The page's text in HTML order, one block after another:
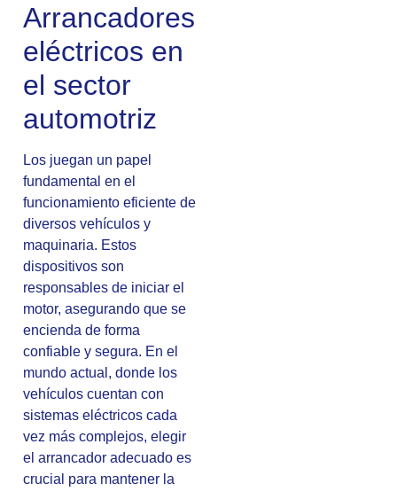
Arrancadores
eléctricos en
el sector
automotriz
Los juegan un papel
fundamental en el
funcionamiento eficiente de
diversos vehículos y
maquinaria. Estos
dispositivos son
responsables de iniciar el
motor, asegurando que se
encienda de forma
confiable y segura. En el
mundo actual, donde los
vehículos cuentan con
sistemas eléctricos cada
vez más complejos, elegir
el arrancador adecuado es
crucial para mantener la